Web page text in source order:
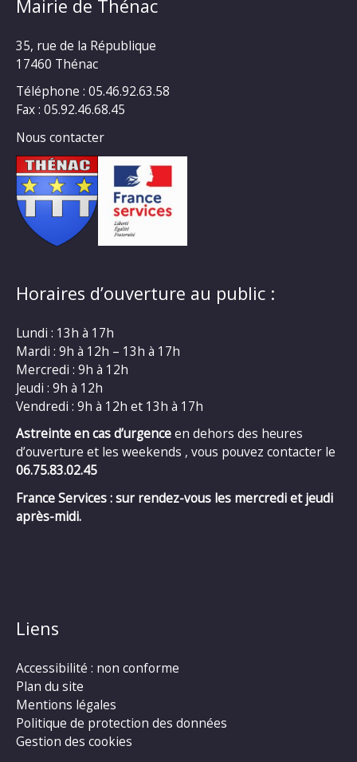
Mairie de Thénac
35, rue de la République
17460 Thénac
Téléphone : 05.46.92.63.58
Fax : 05.92.46.68.45
Nous contacter
Horaires d’ouverture au public :
Lundi : 13h à 17h
Mardi : 9h à 12h – 13h à 17h
Mercredi : 9h à 12h
Jeudi : 9h à 12h
Vendredi : 9h à 12h et 13h à 17h
Astreinte en cas d’urgenceen dehors des heures
d’ouverture et les weekends , vous pouvez contacter le
06.75.83.02.45
France Services : sur rendez-vous les mercredi et jeudi
après-midi.
Liens
Accessibilité : non conforme
Plan du site
Mentions légales
Politique de protection des données
Gestion des cookies